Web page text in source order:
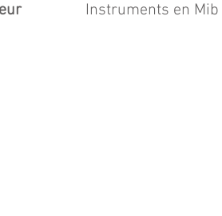
Instruments en Mib